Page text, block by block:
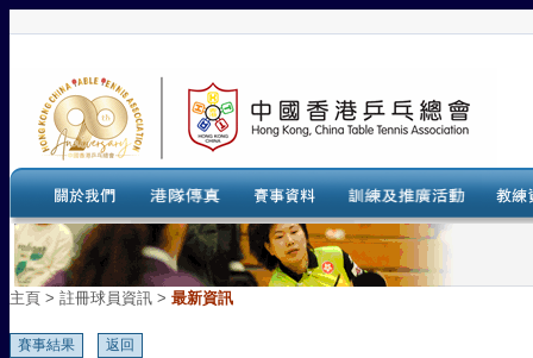
主頁 > 註冊球員資訊 > 最新資訊